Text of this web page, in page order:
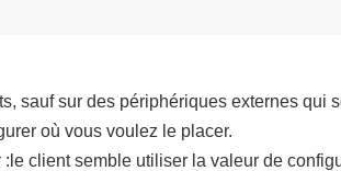
sauf sur des périphériques externes qui
où vous voulez le placer.
client semble utiliser la valeur de